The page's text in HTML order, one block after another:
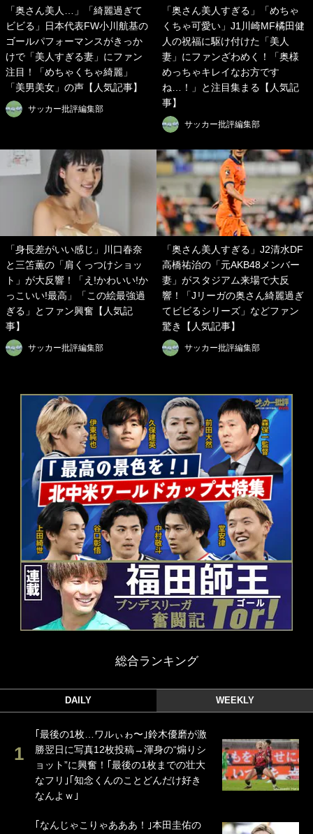
「奥さん美人…」「綺麗過ぎて
ビビる」日本代表FW小川航基の
ゴールパフォーマンスがきっか
けで「美人すぎる妻」にファン
注目！「めちゃくちゃ綺麗」
「美男美女」の声【人気記事】
サッカー批評編集部
「奥さん美人すぎる」「めちゃ
くちゃ可愛い」J1川崎MF橘田健
人の祝福に駆け付けた「美人
妻」にファンざわめく！「奥様
めっちゃキレイなお方です
ね…！」と注目集まる【人気記
事】
サッカー批評編集部
「身長差がいい感じ」川口春奈
と三笘薫の「肩くっつけショッ
ト」が大反響！「え!かわいい!か
っこいい!最高」「この絵最強過
ぎる」とファン興奮【人気記
事】
サッカー批評編集部
「奥さん美人すぎる」J2清水DF
高橋祐治の「元AKB48メンバー
妻」がスタジアム来場で大反
響！「Jリーガの奥さん綺麗過ぎ
てビビるシリーズ」などファン
驚き【人気記事】
サッカー批評編集部
総合ランキング
DAILY WEEKLY
｢最後の1枚…ワルぃゎ〜｣鈴木優磨が激
勝翌日に写真12枚投稿→渾身の“煽りシ
ョット”に興奮！｢最後の1枚までの壮大
なフリ｣｢知念くんのことどんだけ好き
なんよｗ｣
｢なんじゃこりゃあああ！｣本田圭佑の